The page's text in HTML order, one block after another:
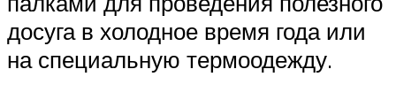
досуга в холодное время года или
на специальную термоодежду.